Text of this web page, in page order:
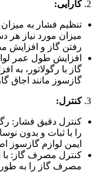
کارایی:
تنظیم فشار به میزان
میزان مورد نیاز هر
رفتن گاز و افزایش
افزایش طول عمر
گاز با رگولاتور، به
گازسوز مانند اجاق
کنترل:
کنترل دقیق فشار:
را با ثبات و بدون
ایمن لوازم گازسوز
کنترل مصرف گاز: با
مصرف گاز را به